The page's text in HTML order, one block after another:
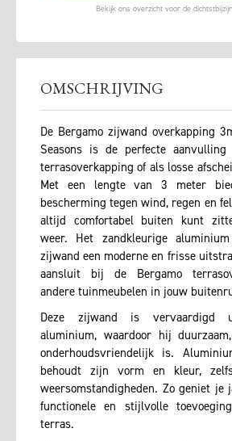
OMSCHRIJVING
De Bergamo zijwand overkapping
Seasons is de perfecte
terrasoverkapping of als losse
Met een lengte van 3 meter
bescherming tegen wind, regen en
altijd comfortabel buiten kunt
weer. Het zandkleurige
zijwand een moderne en frisse
aansluit bij de Bergamo
andere tuinmeubelen in jouw
Deze zijwand is vervaardigd
aluminium, waardoor hij
onderhoudsvriendelijk is.
behoudt zijn vorm en kleur,
weersomstandigheden. Zo geniet je
functionele en stijlvolle
terras.